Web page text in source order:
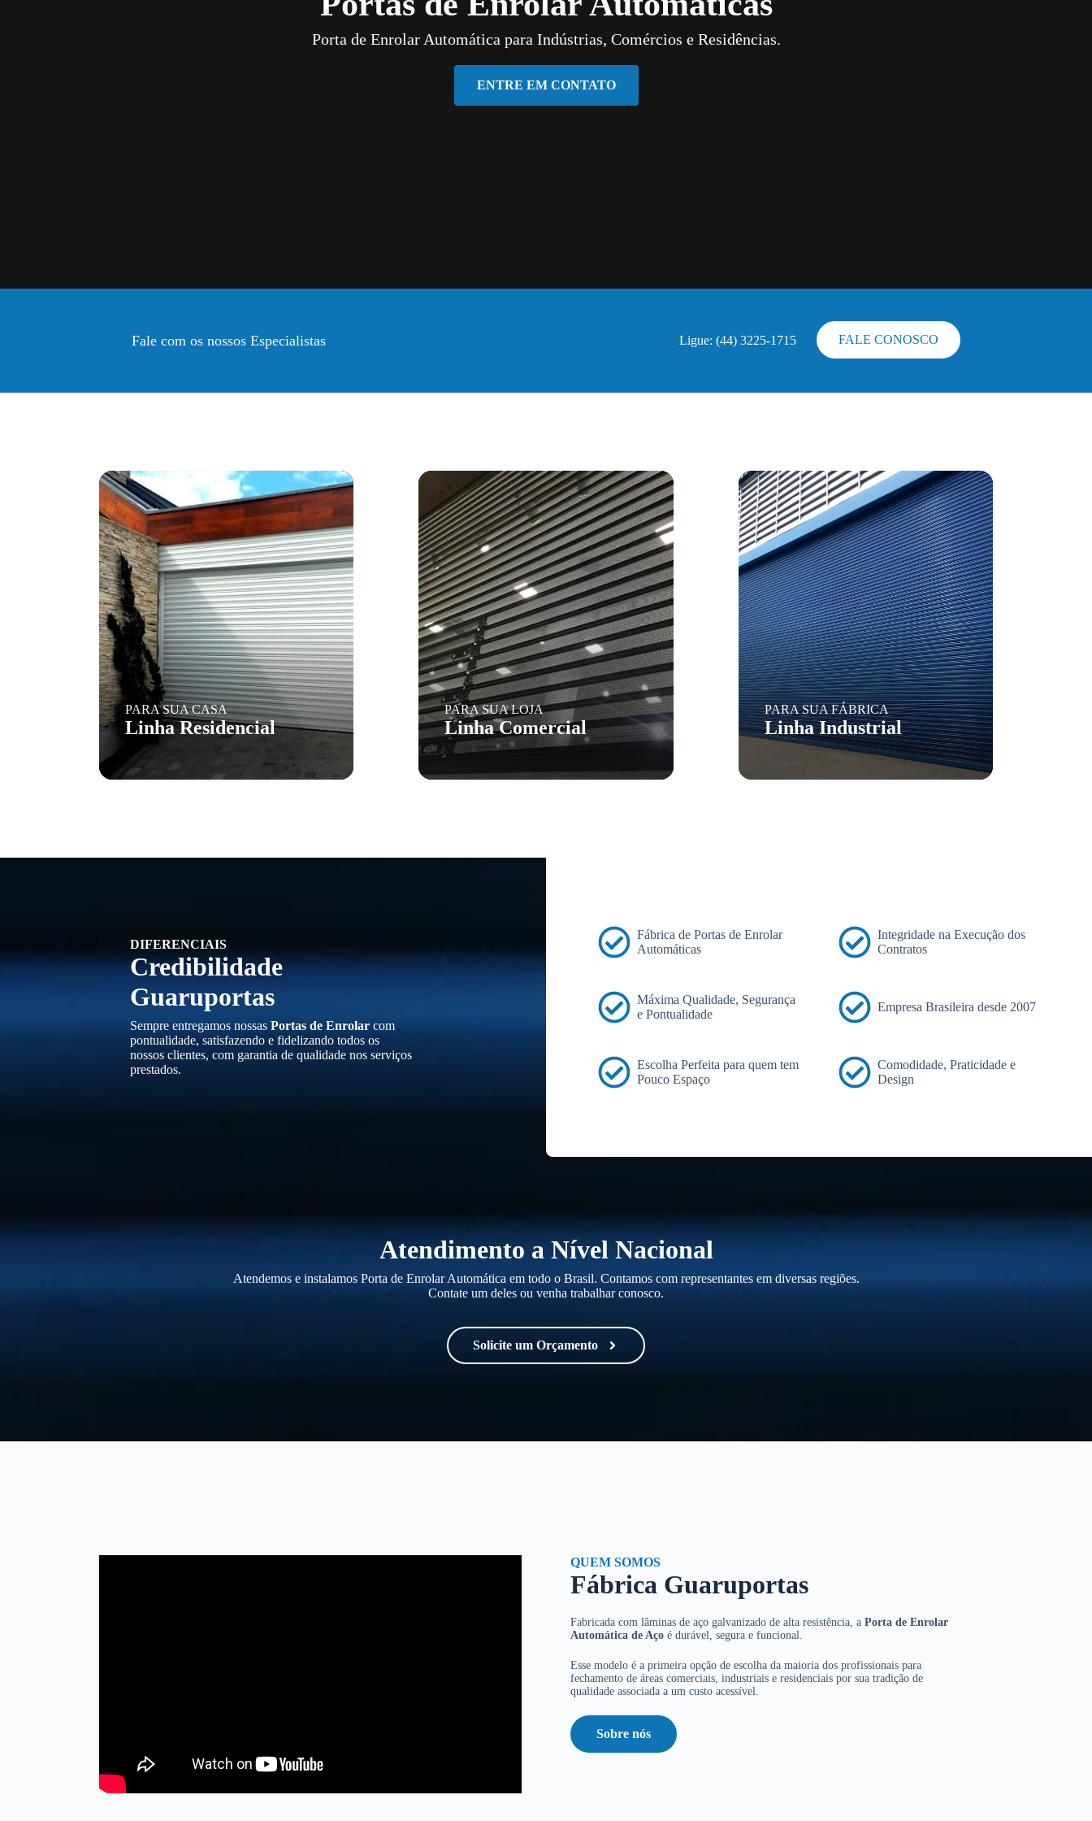
Porta de Enrolar Automática para Indústrias, Comércios e Residências.
ENTRE EM CONTATO
Fale com os nossos Especialistas Ligue: (44) 3225-1715 FALE CONOSCO
PARA SUA CASA
Linha Residencial
PARA SUA LOJA
Linha Comercial
PARA SUA FÁBRICA
Linha Industrial
DIFERENCIAIS
Credibilidade
Guaruportas
Sempre entregamos nossas Portas de Enrolar com
pontualidade, satisfazendo e fidelizando todos os
nossos clientes, com garantia de qualidade nos serviços
prestados.
Fábrica de Portas de Enrolar
Automáticas
Máxima Qualidade, Segurança
e Pontualidade
Escolha Perfeita para quem tem
Pouco Espaço
Integridade na Execução dos
Contratos
Empresa Brasileira desde 2007
Comodidade, Praticidade e
Design
Atendimento a Nível Nacional
Atendemos e instalamos Porta de Enrolar Automática em todo o Brasil. Contamos com representantes em diversas regiões.
Contate um deles ou venha trabalhar conosco.
Solicite um Orçamento
QUEM SOMOS
Fábrica Guaruportas
Fabricada com lâminas de aço galvanizado de alta resistência, a Porta de Enrolar
Automática de Aço é durável, segura e funcional.
Esse modelo é a primeira opção de escolha da maioria dos profissionais para
fechamento de áreas comerciais, industriais e residenciais por sua tradição de
qualidade associada a um custo acessível.
Sobre nós